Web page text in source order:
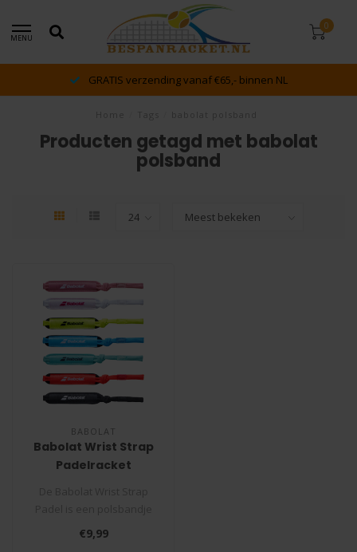
MENU
0
GRATIS verzending vanaf €65,- binnen NL
Producten getagd met babolat
polsband
BABOLAT
Babolat Wrist Strap
Padelracket
voor je Babolat padelracket.
Verv..
€9,99